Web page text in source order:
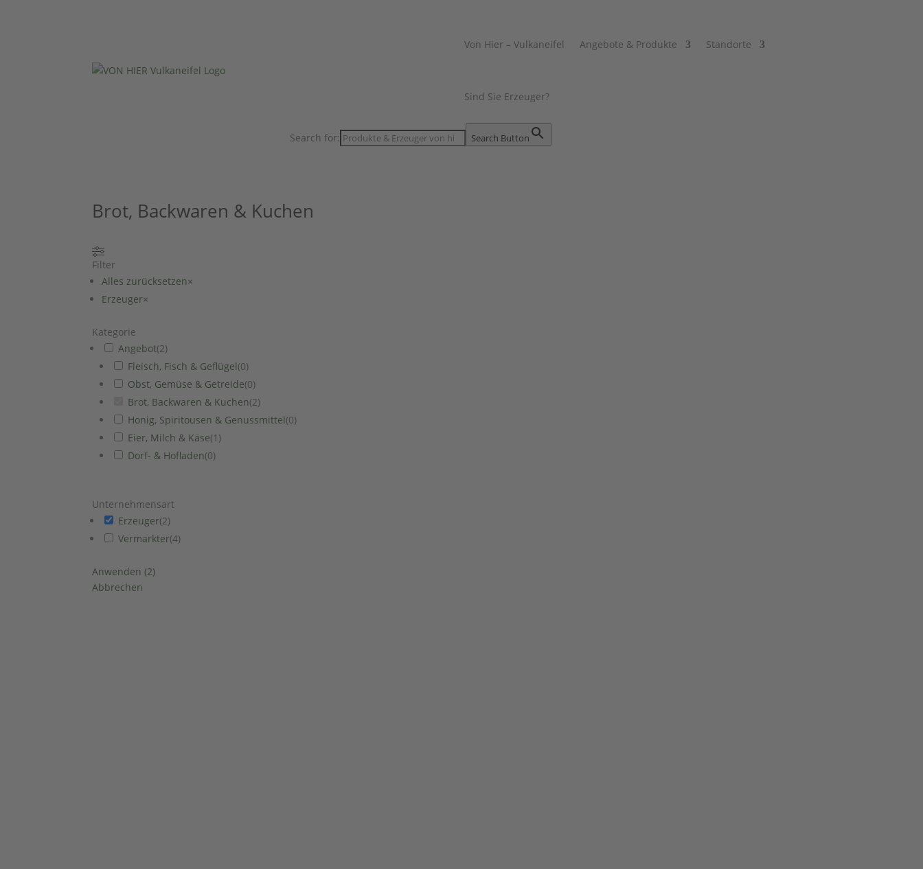
Von Hier – Vulkaneifel Angebote & Produkte Standorte
Sind Sie Erzeuger?
Search for: Search Button
Brot, Backwaren & Kuchen
Filter
Alles zurücksetzen×
Erzeuger×
Kategorie
Angebot(2)
Fleisch, Fisch & Geflügel(0)
Obst, Gemüse & Getreide(0)
Brot, Backwaren & Kuchen(2)
Honig, Spiritousen & Genussmittel(0)
Eier, Milch & Käse(1 )
Dorf- & Hofladen(0)
Unternehmensart
Erzeuger(2)
Vermarkter(4)
Anwenden(2)
Abbrechen